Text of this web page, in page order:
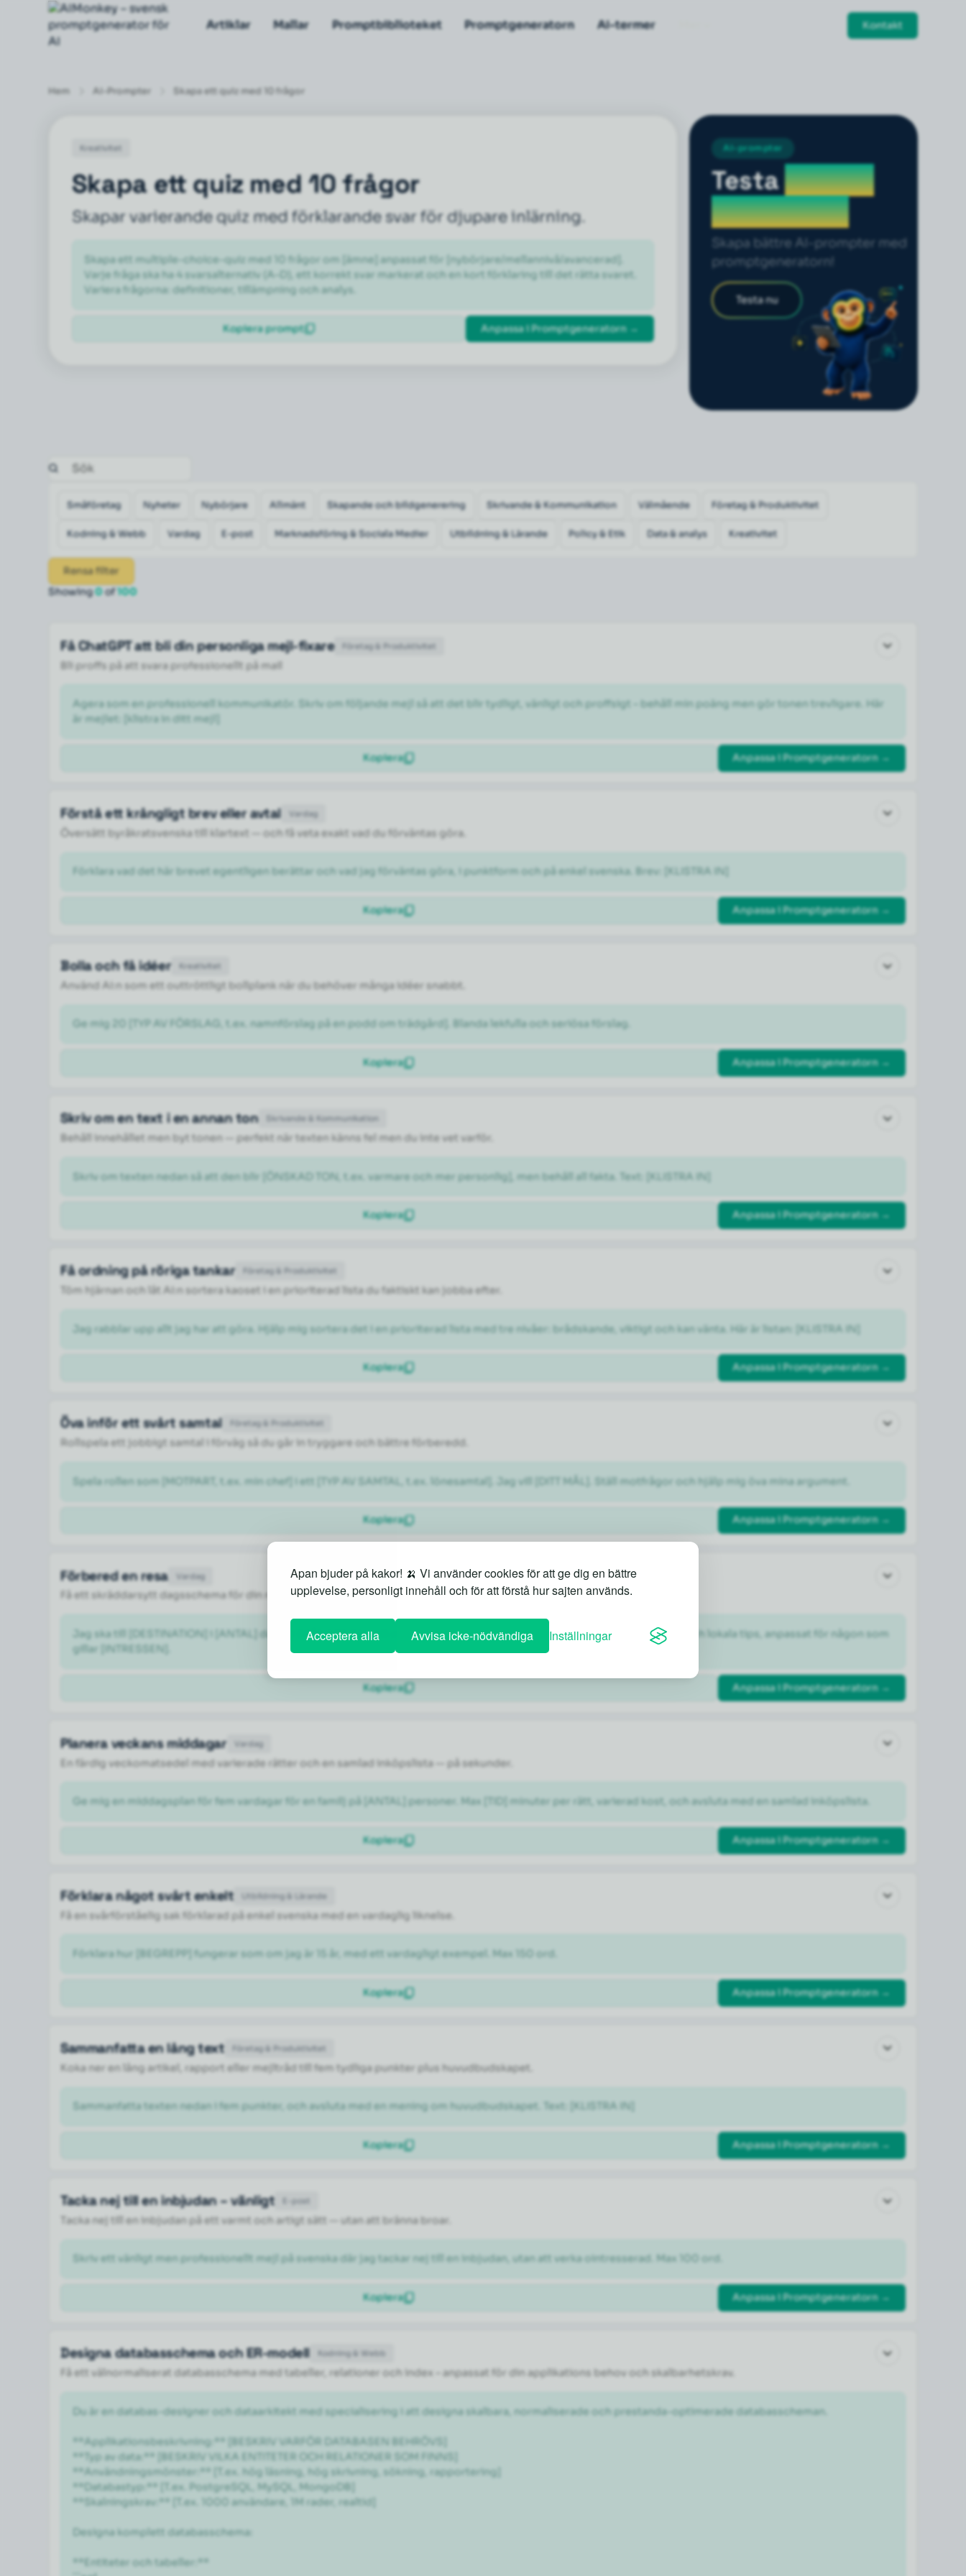
Apan bjuder på kakor! 🍌 Vi använder cookies för att ge dig en bättre
upplevelse, personligt innehåll och för att förstå hur sajten används.
Acceptera alla Avvisa icke-nödvändiga Inställningar
Artiklar Mallar Promptbiblioteket Promptgeneratorn AI-termer Kontakt
Hem AI-Prompter Skapa ett quiz med 10 frågor
Kreativitet
Skapa ett quiz med 10 frågor
Skapar varierande quiz med förklarande svar för djupare inlärning.
Skapa ett multiple-choice-quiz med 10 frågor om [ämne] anpassat för [nybörjare/mellannivå/avancerad].
Varje fråga ska ha 4 svarsalternativ (A–D), ett korrekt svar markerat och en kort förklaring till det rätta svaret.
Variera frågorna: definitioner, tillämpning och analys.
Kopiera prompt Anpassa i Promptgeneratorn →
AI-prompter
Testaprompt
generatorn
Skapa bättre AI-prompter med
promptgeneratorn!
Testa nu
Småföretag Nyheter Nybörjare Allmänt Skapande och bildgenerering Skrivande & Kommunikation Välmående Företag & Produktivitet
Kodning & Webb Vardag E-post Marknadsföring & Sociala Medier Utbildning & Lärande Policy & Etik Data & analys Kreativitet
Rensa filter
Showing0of100
Företag & Produktivitet
Få ChatGPT att bli din personliga mejl-fixare
Bli proffs på att svara professionellt på mail
Agera som en professionell kommunikatör. Skriv om följande mejl så att det blir tydligt, vänligt och proffsigt – behåll min poäng men gör tonen trevligare. Här
är mejlet: [klistra in ditt mejl]
Kopiera Anpassa i Promptgeneratorn →
Vardag
Förstå ett krångligt brev eller avtal
Översätt byråkratsvenska till klartext — och få veta exakt vad du förväntas göra.
Förklara vad det här brevet egentligen berättar och vad jag förväntas göra, i punktform och på enkel svenska. Brev: [KLISTRA IN]
Kopiera Anpassa i Promptgeneratorn →
Kreativitet
Bolla och få idéer
Använd AI:n som ett outtröttligt bollplank när du behöver många idéer snabbt.
Ge mig 20 [TYP AV FÖRSLAG, t.ex. namnförslag på en podd om trädgård]. Blanda lekfulla och seriösa förslag.
Kopiera Anpassa i Promptgeneratorn →
Skrivande & Kommunikation
Skriv om en text i en annan ton
Behåll innehållet men byt tonen — perfekt när texten känns fel men du inte vet varför.
Skriv om texten nedan så att den blir [ÖNSKAD TON, t.ex. varmare och mer personlig], men behåll all fakta. Text: [KLISTRA IN]
Kopiera Anpassa i Promptgeneratorn →
Företag & Produktivitet
Få ordning på röriga tankar
Töm hjärnan och låt AI:n sortera kaoset i en prioriterad lista du faktiskt kan jobba efter.
Jag rabblar upp allt jag har att göra. Hjälp mig sortera det i en prioriterad lista med tre nivåer: brådskande, viktigt och kan vänta. Här är listan: [KLISTRA IN]
Kopiera Anpassa i Promptgeneratorn →
Företag & Produktivitet
Öva inför ett svårt samtal
Rollspela ett jobbigt samtal i förväg så du går in tryggare och bättre förberedd.
Spela rollen som [MOTPART, t.ex. min chef] i ett [TYP AV SAMTAL, t.ex. lönesamtal]. Jag vill [DITT MÅL]. Ställ motfrågor och hjälp mig öva mina argument.
Kopiera Anpassa i Promptgeneratorn →
Vardag
Förbered en resa
Få ett skräddarsytt dagsschema för din resa med både kända sevärdheter och lokala guldkorn.
Jag ska till [DESTINATION] i [ANTAL] dagar i [MÅNAD]. Föreslå ett dagsschema med en blandning av kända sevärdheter och lokala tips, anpassat för någon som
gillar [INTRESSEN].
Kopiera Anpassa i Promptgeneratorn →
Vardag
Planera veckans middagar
En färdig veckomatsedel med varierade rätter och en samlad inköpslista — på sekunder.
Ge mig en middagsplan för fem vardagar för en familj på [ANTAL] personer. Max [TID] minuter per rätt, varierad kost, och avsluta med en samlad inköpslista.
Kopiera Anpassa i Promptgeneratorn →
Utbildning & Lärande
Förklara något svårt enkelt
Få en svårförståelig sak förklarad på enkel svenska med en vardaglig liknelse.
Förklara hur [BEGREPP] fungerar som om jag är 15 år, med ett vardagligt exempel. Max 150 ord.
Kopiera Anpassa i Promptgeneratorn →
Företag & Produktivitet
Sammanfatta en lång text
Koka ner en lång artikel, rapport eller mejltråd till fem tydliga punkter plus huvudbudskapet.
Sammanfatta texten nedan i fem punkter, och avsluta med en mening om huvudbudskapet. Text: [KLISTRA IN]
Kopiera Anpassa i Promptgeneratorn →
E-post
Tacka nej till en inbjudan – vänligt
Tacka nej till en inbjudan på ett varmt och artigt sätt — utan att bränna broar.
Skriv ett vänligt men professionellt mejl på svenska där jag tackar nej till en inbjudan, utan att verka ointresserad. Max 100 ord.
Kopiera Anpassa i Promptgeneratorn →
Kodning & Webb
Designa databasschema och ER-modell
Få ett välnormaliserat databasschema med tabeller, relationer och index – anpassat för din applikations behov och skalbarhetskrav.
Du är en databas-designer och dataarkitekt med specialisering i att designa skalbara, normaliserade och prestanda-optimerade databasscheman.
**Applikationsbeskrivning:** [BESKRIV VARFÖR DATABASEN BEHRÖVS]
**Typ av data:** [BESKRIV VILKA ENTITETER OCH RELATIONER SOM FINNS]
**Användningsmönster:** [T.ex. hög läsning, hög skrivning, sökning, rapportering]
**Databastyp:** [T.ex. PostgreSQL, MySQL, MongoDB]
**Skalningskrav:** [T.ex. 1000 användare, 1M rader, realtid]
Designa komplett databasschema:
**Entiteter och tabeller:**